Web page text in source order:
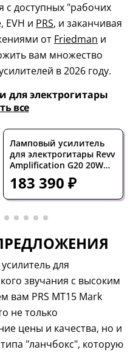
с доступных "рабочих
EVH и PRS, и заканчивая
от Friedman и
вам множество
в 2026 году.
для электрогитары
все
Ламповый усилитель
для электрогитары Revv
Amplification G20 20W
Tube Guitar Amp Head
Black
183 390 ₽
для
звучания с высоким
вам PRS MT15 Mark
не только
цены и качества, но и
"ланчбокс", которую